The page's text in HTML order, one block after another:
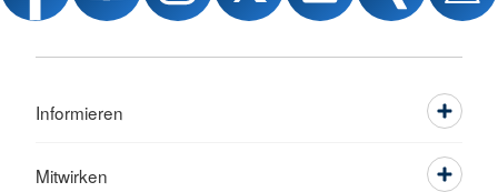
Informieren
Mitwirken